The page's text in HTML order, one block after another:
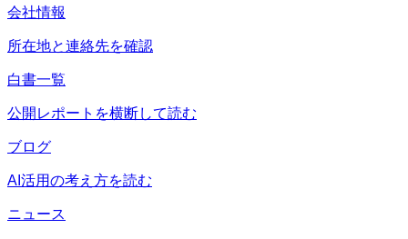
会社情報
所在地と連絡先を確認
白書一覧
公開レポートを横断して読む
ブログ
AI活用の考え方を読む
ニュース